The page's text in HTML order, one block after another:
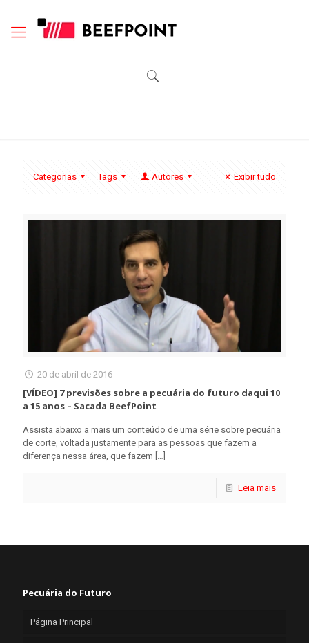
Categorias Tags Autores Exibir tudo
20 de abril de 2016
[VÍDEO] 7 previsões sobre a pecuária do futuro daqui 10
a 15 anos – Sacada BeefPoint
Assista abaixo a mais um conteúdo de uma série sobre pecuária
de corte, voltada justamente para as pessoas que fazem a
diferença nessa área, que fazem
Leia mais
Pecuária do Futuro
Página Principal